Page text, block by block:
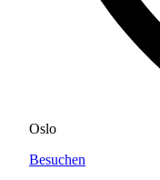
Oslo
Besuchen